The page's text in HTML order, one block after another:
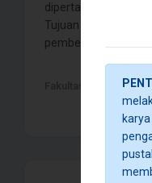
dipertahankan
Tujuan penelitian ini
pembentukan makna
Fakultas Ilmu Sosial